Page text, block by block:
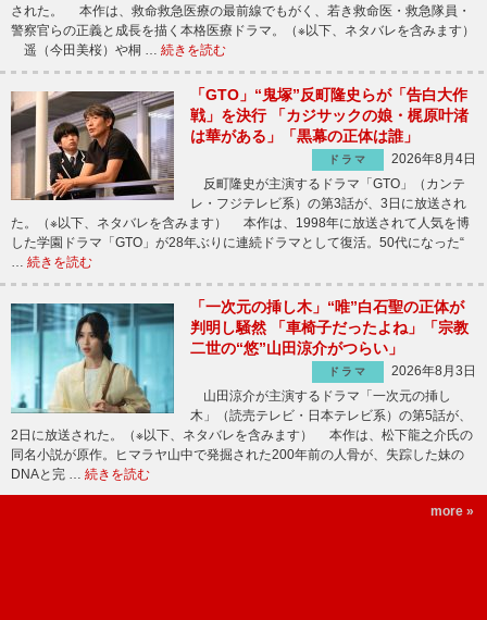
された。 本作は、救命救急医療の最前線でもがく、若き救命医・救急隊員・
警察官らの正義と成長を描く本格医療ドラマ。（※以下、ネタバレを含みます）
遥（今田美桜）や桐 … 続きを読む
「GTO」“鬼塚”反町隆史らが「告白大作
戦」を決行 「カジサックの娘・梶原叶渚
は華がある」「黒幕の正体は誰」
ドラマ
2026年8月4日
反町隆史が主演するドラマ「GTO」（カンテ
レ・フジテレビ系）の第3話が、3日に放送され
た。（※以下、ネタバレを含みます） 本作は、1998年に放送されて人気を博
した学園ドラマ「GTO」が28年ぶりに連続ドラマとして復活。50代になった“
続きを読む
「一次元の挿し木」“唯”白石聖の正体が
判明し騒然 「車椅子だったよね」「宗教
二世の“悠”山田涼介がつらい」
ドラマ
2026年8月3日
山田涼介が主演するドラマ「一次元の挿し
木」（読売テレビ・日本テレビ系）の第5話が、
2日に放送された。（※以下、ネタバレを含みます） 本作は、松下龍之介氏の
同名小説が原作。ヒマラヤ山中で発掘された200年前の人骨が、失踪した妹の
DNAと完 … 続きを読む
more »